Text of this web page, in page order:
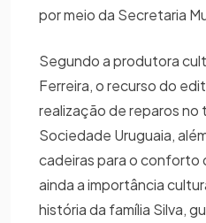
por meio da Secretaria
Segundo a produtora
Ferreira, o recurso do
realização de reparos no
Sociedade Uruguaia,
cadeiras para o conforto
ainda a importância
história da família Silva,